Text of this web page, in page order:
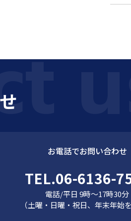
お電話でお問い合わせ
TEL.06-6136-
電話/平日 9時～17時30分
（土曜・日曜・祝日、年末年始を